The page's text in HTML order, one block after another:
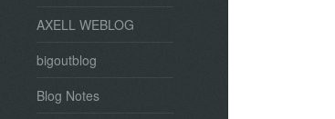
AXELL WEBLOG
bigoutblog
Blog Notes